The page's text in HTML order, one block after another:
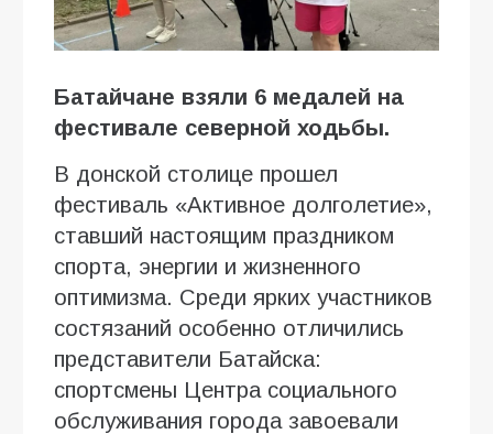
Батайчане взяли 6 медалей на
фестивале северной ходьбы.
В донской столице прошел
фестиваль «Активное долголетие»,
ставший настоящим праздником
спорта, энергии и жизненного
оптимизма. Среди ярких участников
состязаний особенно отличились
представители Батайска:
спортсмены Центра социального
обслуживания города завоевали